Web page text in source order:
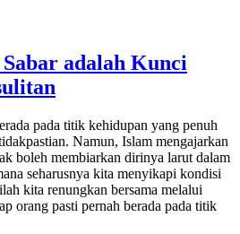
adalah Kunci
pada titik kehidupan yang penuh
Namun, Islam mengajarkan
boleh membiarkan dirinya larut dalam
seharusnya kita menyikapi kondisi
kita renungkan bersama melalui
orang pasti pernah berada pada titik